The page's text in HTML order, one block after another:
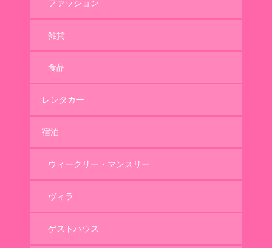
ファッション
雑貨
食品
レンタカー
宿泊
ウィークリー・マンスリー
ヴィラ
ゲストハウス